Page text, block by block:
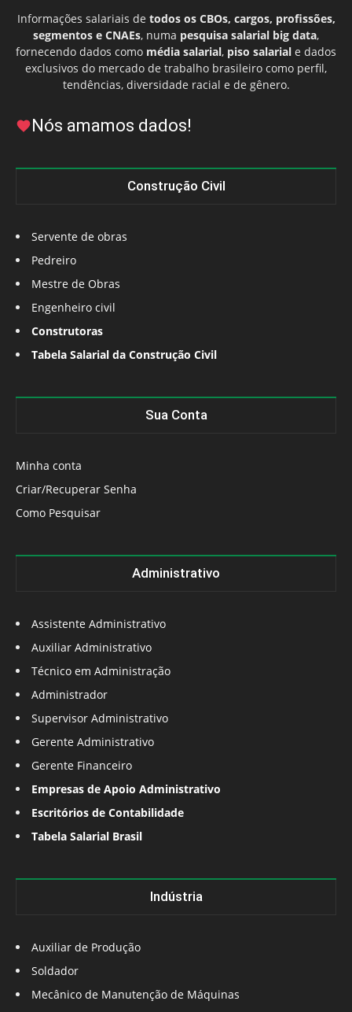
Informações salariais de todos os CBOs, cargos, profissões,
segmentos e CNAEs, numa pesquisa salarial big data,
fornecendo dados como média salarial, piso salarial e dados
exclusivos do mercado de trabalho brasileiro como perfil,
tendências, diversidade racial e de gênero.
Nós amamos dados!
Construção Civil
Servente de obras
Pedreiro
Mestre de Obras
Engenheiro civil
Construtoras
Tabela Salarial da Construção Civil
Sua Conta
Minha conta
Criar/Recuperar Senha
Como Pesquisar
Administrativo
Assistente Administrativo
Auxiliar Administrativo
Técnico em Administração
Administrador
Supervisor Administrativo
Gerente Administrativo
Gerente Financeiro
Empresas de Apoio Administrativo
Escritórios de Contabilidade
Tabela Salarial Brasil
Indústria
Auxiliar de Produção
Soldador
Mecânico de Manutenção de Máquinas